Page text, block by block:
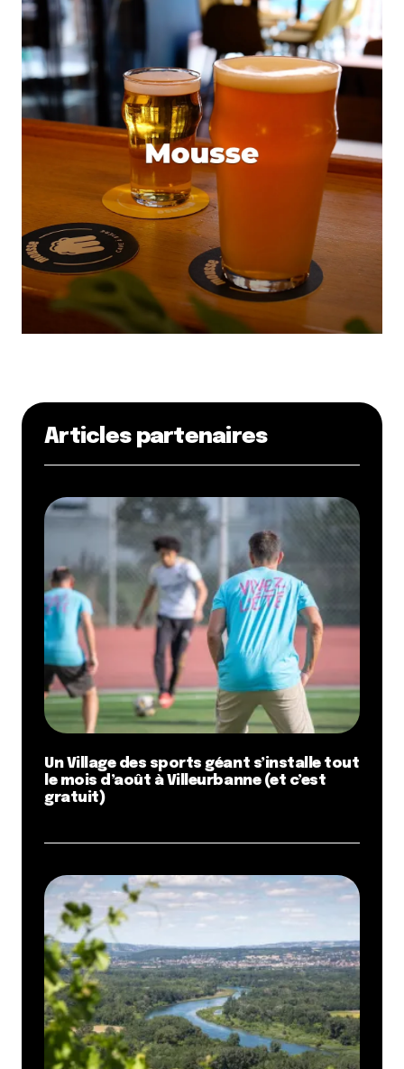
Articles partenaires
Un Village des sports géant s’installe tout
le mois d’août à Villeurbanne (et c’est
gratuit)